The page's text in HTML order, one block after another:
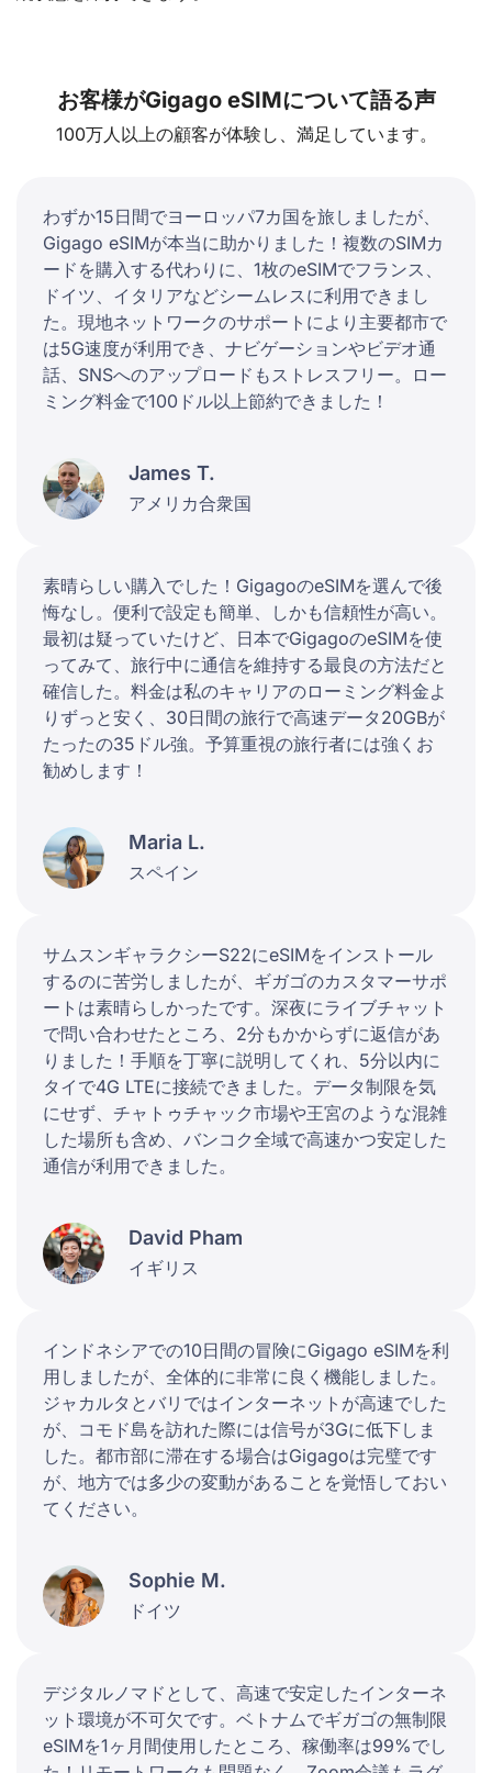
お客様がGigago eSIMについて語る声
100万人以上の顧客が体験し、満足しています。
わずか15日間でヨーロッパ7カ国を旅しましたが、
Gigago eSIMが本当に助かりました！複数のSIMカ
ードを購入する代わりに、1枚のeSIMでフランス、
ドイツ、イタリアなどシームレスに利用できまし
た。現地ネットワークのサポートにより主要都市で
は5G速度が利用でき、ナビゲーションやビデオ通
話、SNSへのアップロードもストレスフリー。ロー
ミング料金で100ドル以上節約できました！
James T.
アメリカ合衆国
素晴らしい購入でした！GigagoのeSIMを選んで後
悔なし。便利で設定も簡単、しかも信頼性が高い。
最初は疑っていたけど、日本でGigagoのeSIMを使
ってみて、旅行中に通信を維持する最良の方法だと
確信した。料金は私のキャリアのローミング料金よ
りずっと安く、30日間の旅行で高速データ20GBが
たったの35ドル強。予算重視の旅行者には強くお
勧めします！
Maria L.
スペイン
サムスンギャラクシーS22にeSIMをインストール
するのに苦労しましたが、ギガゴのカスタマーサポ
ートは素晴らしかったです。深夜にライブチャット
で問い合わせたところ、2分もかからずに返信があ
りました！手順を丁寧に説明してくれ、5分以内に
タイで4G LTEに接続できました。データ制限を気
にせず、チャトゥチャック市場や王宮のような混雑
した場所も含め、バンコク全域で高速かつ安定した
通信が利用できました。
David Pham
イギリス
インドネシアでの10日間の冒険にGigago eSIMを利
用しましたが、全体的に非常に良く機能しました。
ジャカルタとバリではインターネットが高速でした
が、コモド島を訪れた際には信号が3Gに低下しま
した。都市部に滞在する場合はGigagoは完璧です
が、地方では多少の変動があることを覚悟しておい
てください。
Sophie M.
ドイツ
デジタルノマドとして、高速で安定したインターネ
ット環境が不可欠です。ベトナムでギガゴの無制限
eSIMを1ヶ月間使用したところ、稼働率は99%でし